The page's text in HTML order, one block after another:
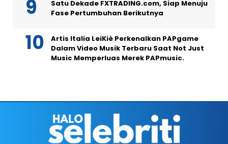
Satu Dekade FXTRADING.com, Siap Menuju
Fase Pertumbuhan Berikutnya
Artis Italia LeiKiè Perkenalkan PAPgame
Dalam Video Musik Terbaru Saat Not Just
Music Memperluas Merek PAPmusic.